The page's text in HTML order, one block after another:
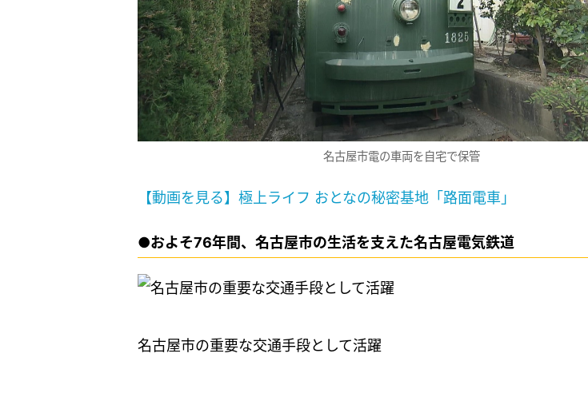
名古屋市電の車両を自宅で保管
【動画を見る】極上ライフ おとなの秘密基地「路面電車」
●およそ76年間、名古屋市の生活を支えた名古屋電気鉄道
名古屋市の重要な交通手段として活躍